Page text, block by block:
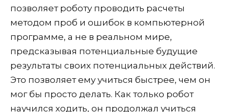
позволяет роботу проводить расчеты
методом проб и ошибок в компьютерной
программе, а не в реальном мире,
предсказывая потенциальные будущие
результаты своих потенциальных действий.
Это позволяет ему учиться быстрее, чем он
мог бы просто делать. Как только робот
научился ходить, он продолжал учиться